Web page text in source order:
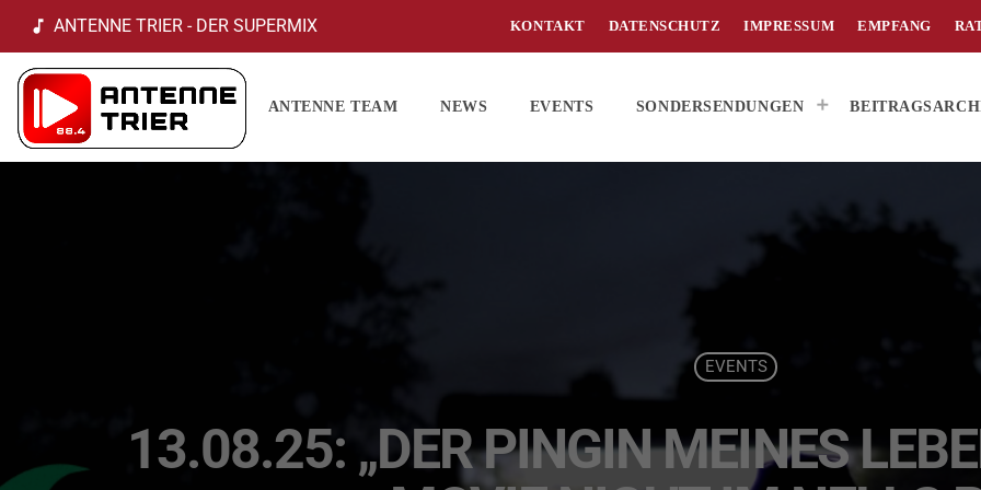
music_note ANTENNE TRIER - DER SUPERMIX KONTAKT DATENSCHUTZ IMPRESSUM EMPFANG
ANTENNE TEAM NEWS EVENTS SONDERSENDUNGEN
EVENTS
13.08.25: „DER PINGIN MEINES